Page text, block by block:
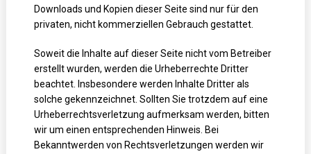
Downloads und Kopien dieser Seite sind nur für den
privaten, nicht kommerziellen Gebrauch gestattet.
Soweit die Inhalte auf dieser Seite nicht vom Betreiber
erstellt wurden, werden die Urheberrechte Dritter
beachtet. Insbesondere werden Inhalte Dritter als
solche gekennzeichnet. Sollten Sie trotzdem auf eine
Urheberrechtsverletzung aufmerksam werden, bitten
wir um einen entsprechenden Hinweis. Bei
Bekanntwerden von Rechtsverletzungen werden wir